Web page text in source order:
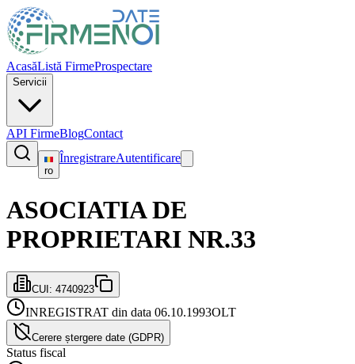
AcasăListă FirmeProspectare
Servicii
API FirmeBlogContact
ro
ÎnregistrareAutentificare
ASOCIATIA DE
PROPRIETARI NR.33
CUI: 4740923
INREGISTRAT din data 06.10.1993OLT
Cerere ștergere date (GDPR)
Status fiscal